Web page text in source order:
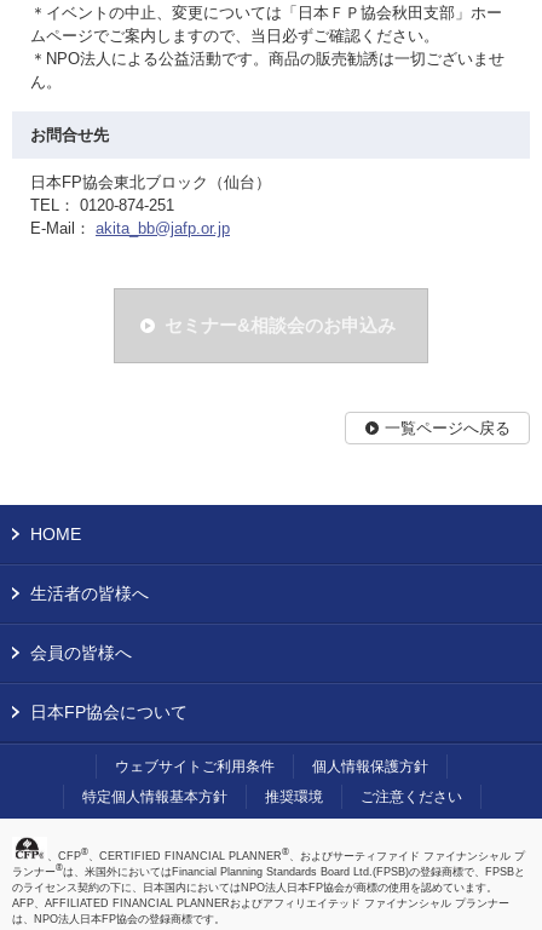
＊イベントの中止、変更については「日本ＦＰ協会秋田支部」ホー
ムページでご案内しますので、当日必ずご確認ください。
＊NPO法人による公益活動です。商品の販売勧誘は一切ございませ
ん。
お問合せ先
日本FP協会東北ブロック（仙台）
TEL： 0120-874-251
E-Mail： akita_bb@jafp.or.jp
セミナー&相談会のお申込み
一覧ページへ戻る
HOME
生活者の皆様へ
会員の皆様へ
日本FP協会について
ウェブサイトご利用条件
個人情報保護方針
特定個人情報基本方針
推奨環境 ご注意ください
、CFP®、CERTIFIED FINANCIAL PLANNER®、およびサーティファイド ファイナンシャル プ
ランナー®は、米国外においてはFinancial Planning Standards Board Ltd.(FPSB)の登録商標で、FPSBと
のライセンス契約の下に、日本国内においてはNPO法人日本FP協会が商標の使用を認めています。
AFP、AFFILIATED FINANCIAL PLANNERおよびアフィリエイテッド ファイナンシャル プランナー
は、NPO法人日本FP協会の登録商標です。